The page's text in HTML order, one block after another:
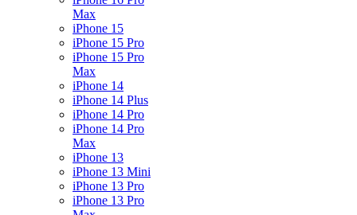
Max
iPhone 15
iPhone 15 Pro
iPhone 15 Pro
Max
iPhone 14
iPhone 14 Plus
iPhone 14 Pro
iPhone 14 Pro
Max
iPhone 13
iPhone 13 Mini
iPhone 13 Pro
iPhone 13 Pro